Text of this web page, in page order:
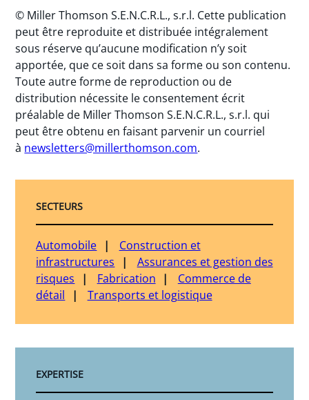
© Miller Thomson S.E.N.C.R.L., s.r.l. Cette publication
peut être reproduite et distribuée intégralement
sous réserve qu’aucune modification n’y soit
apportée, que ce soit dans sa forme ou son contenu.
Toute autre forme de reproduction ou de
distribution nécessite le consentement écrit
préalable de Miller Thomson S.E.N.C.R.L., s.r.l. qui
peut être obtenu en faisant parvenir un courriel
à newsletters@millerthomson.com.
SECTEURS
Automobile
Construction et
infrastructures
Assurances et gestion des
risques
Fabrication
Commerce de
détail
Transports et logistique
EXPERTISE